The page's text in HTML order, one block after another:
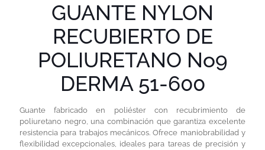
GUANTE NYLON
RECUBIERTO DE
POLIURETANO No9
DERMA 51-600
Guante fabricado en poliéster con recubrimiento de
poliuretano negro, una combinación que garantiza excelente
resistencia para trabajos mecánicos. Ofrece maniobrabilidad y
flexibilidad excepcionales, ideales para tareas de precisión y